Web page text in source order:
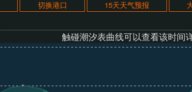
切换港口 15天天气预报
触碰潮汐表曲线可以查看该时间